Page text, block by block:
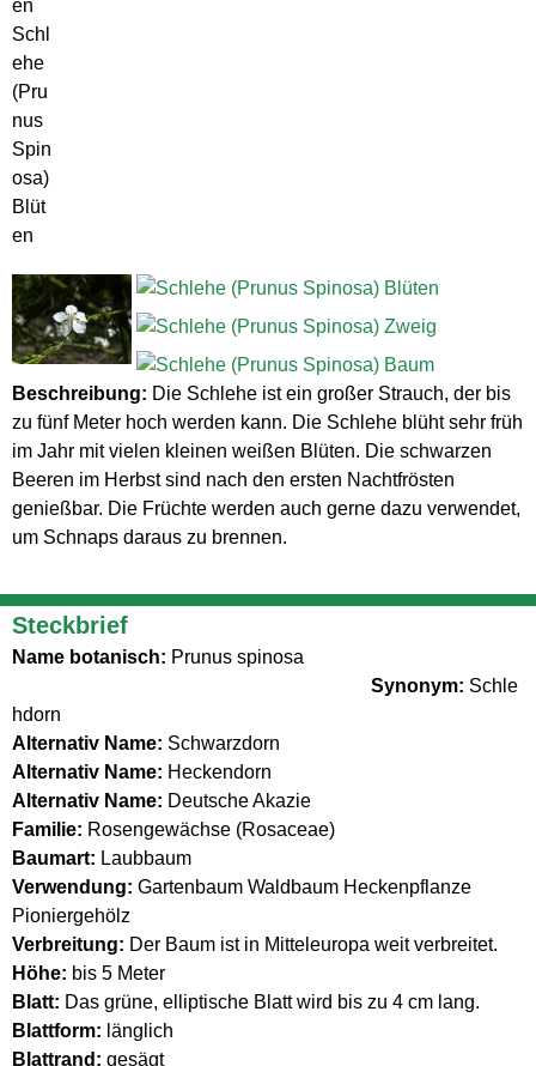
Schl
ehe
(Pru
nus
Spin
osa)
Blüt
en
Beschreibung: Die Schlehe ist ein großer Strauch, der bis
zu fünf Meter hoch werden kann. Die Schlehe blüht sehr früh
im Jahr mit vielen kleinen weißen Blüten. Die schwarzen
Beeren im Herbst sind nach den ersten Nachtfrösten
genießbar. Die Früchte werden auch gerne dazu verwendet,
um Schnaps daraus zu brennen.
Steckbrief
Name botanisch: Prunus spinosa
Synonym: Schle
hdorn
Alternativ Name: Schwarzdorn
Alternativ Name: Heckendorn
Alternativ Name: Deutsche Akazie
Familie: Rosengewächse (Rosaceae)
Baumart: Laubbaum
Verwendung: Gartenbaum Waldbaum Heckenpflanze
Pioniergehölz
Verbreitung: Der Baum ist in Mitteleuropa weit verbreitet.
Höhe: bis 5 Meter
Blatt: Das grüne, elliptische Blatt wird bis zu 4 cm lang.
Blattform: länglich
Blattrand: gesägt